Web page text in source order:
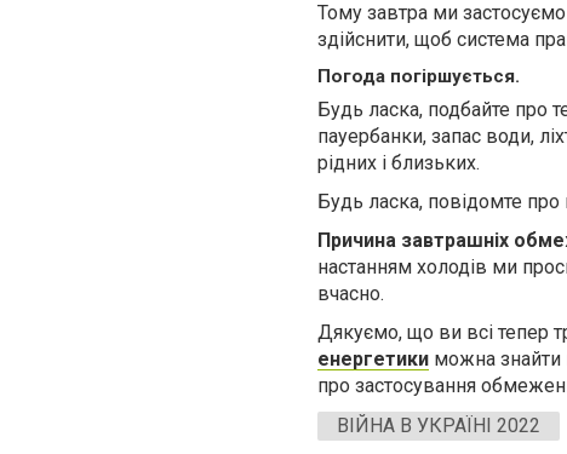
Тому завтра ми
здійснити, щоб система
Погода погіршується.
Будь ласка, подбайте про
пауербанки, запас води,
рідних і близьких.
Будь ласка, повідомте
Причина завтрашніх
настанням холодів ми
вчасно.
Дякуємо, що ви всі тепер
енергетики можна знайти
про застосування
ВІЙНА В УКРАЇНІ 2022